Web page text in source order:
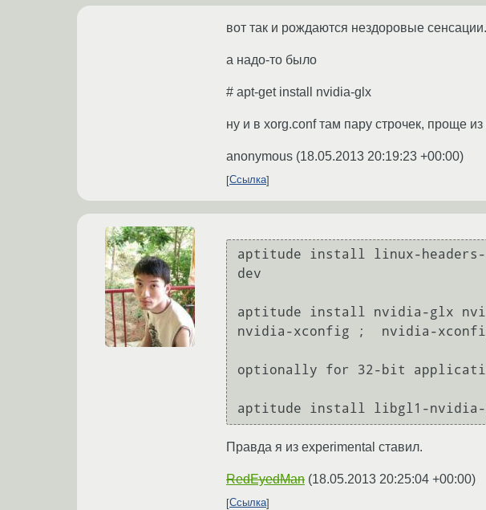
вот так и рождаются нездоровые
а надо-то было
# apt-get install nvidia-glx
ну и в xorg.conf там пару строчек, проще из
anonymous (18.05.2013 20:19:23 +00:00)
Ссылка
aptitude install linux-
dev
aptitude install nvidia-glx
nvidia-xconfig ;  nvidia-
optionally for 32-bit
Правда я из experimental ставил.
RedEyedMan (18.05.2013 20:25:04 +00:00)
Ссылка